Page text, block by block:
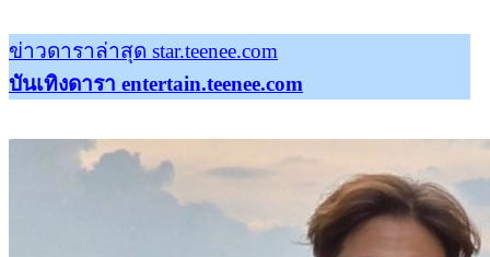
ข่าวดาราล่าสุด star.teenee.com
บันเทิงดารา entertain.teenee.com